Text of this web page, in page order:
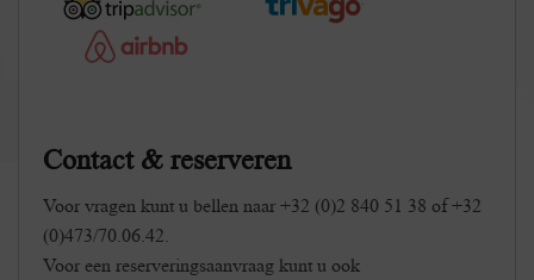
Contact & reserveren
Voor vragen kunt u bellen naar +32 (0)2 840 51 38 of +32
(0)473/70.06.42.
Voor een reserveringsaanvraag kunt u ook